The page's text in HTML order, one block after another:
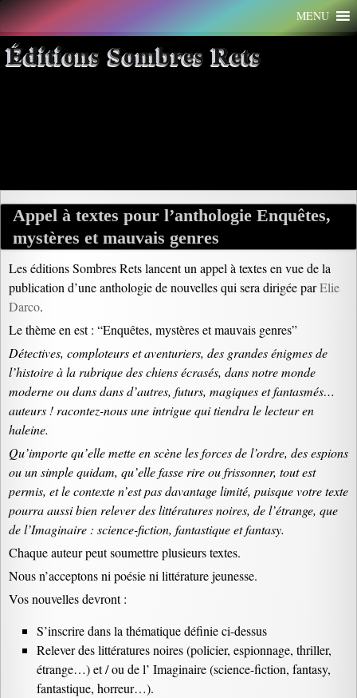
Aller
au
contenu
MENU
Éditions Sombres Rets
Archives par mot-clé :
Appel à textes pour l’anthologie Enquêtes,
mystères et mauvais genres
Les éditions Sombres Rets lancent un appel à textes en vue de la
publication d’une anthologie de nouvelles qui sera dirigée parElie
Darco.
Le thème en est : “Enquêtes, mystères et mauvais genres”
Détectives, comploteurs et aventuriers, des grandes énigmes de
l’histoire à la rubrique des chiens écrasés, dans notre monde
moderne ou dans dans d’autres, futurs, magiques et fantasmés…
auteurs ! racontez-nous une intrigue qui tiendra le lecteur en
haleine.
Qu’importe qu’elle mette en scène les forces de l’ordre, des espions
ou un simple quidam, qu’elle fasse rire ou frissonner, tout est
permis, et le contexte n’est pas davantage limité, puisque votre texte
pourra aussi bien relever des littératures noires, de l’étrange, que
de l’Imaginaire : science-fiction, fantastique et fantasy.
Chaque auteur peut soumettre plusieurs textes.
Nous n’acceptons ni poésie ni littérature jeunesse.
Vos nouvelles devront :
S’inscrire dans la thématique définie ci-dessus
Relever des littératures noires (policier, espionnage, thriller,
étrange…) et / ou de l’ Imaginaire (science-fiction, fantasy,
fantastique, horreur…).